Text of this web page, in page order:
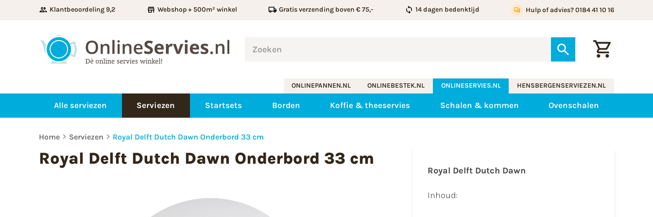
Klantbeoordeling 9,2 Webshop + 500m² winkel Gratis verzending boven € 75,- 14 dagen bedenktijd Hulp of advies? 0184 41 10 16
ONLINEPANNEN.NL ONLINEBESTEK.NL ONLINESERVIES.NL HENSBERGENSERVIEZEN.NL
Alle serviezen Serviezen Startsets Borden Koffie & theeservies Schalen & kommen Ovenschalen
Home Serviezen Royal Delft Dutch Dawn Onderbord 33 cm
Royal Delft Dutch Dawn Onderbord 33 cm
Royal Delft Dutch Dawn
Inhoud: